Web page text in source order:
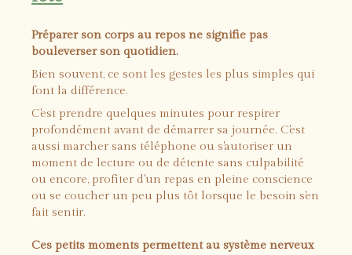
Préparer son corps au repos ne signifie pas
bouleverser son quotidien.
Bien souvent, ce sont les gestes les plus simples qui
font la différence.
C'est prendre quelques minutes pour respirer
profondément avant de démarrer sa journée. C'est
aussi marcher sans téléphone ou s'autoriser un
moment de lecture ou de détente sans culpabilité
ou encore, profiter d'un repas en pleine conscience
ou se coucher un peu plus tôt lorsque le besoin s'en
fait sentir.
Ces petits moments permettent au système nerveux